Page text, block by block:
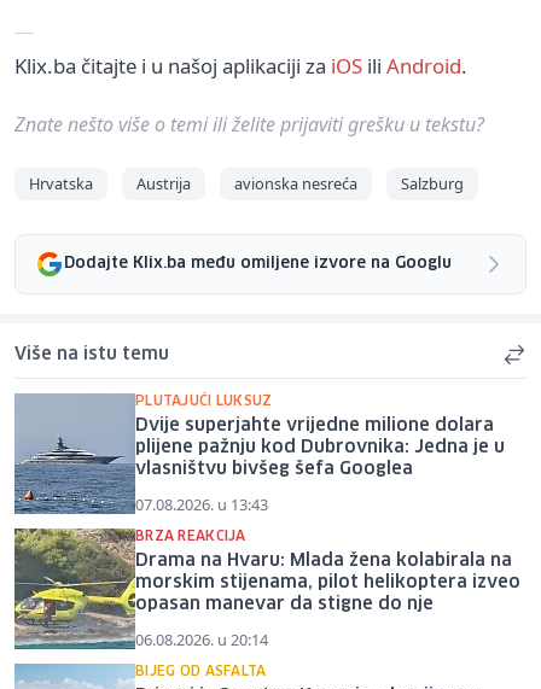
Klix.ba čitajte i u našoj aplikaciji za iOS ili Android.
Znate nešto više o temi ili želite prijaviti grešku u tekstu?
Hrvatska Austrija avionska nesreća Salzburg
Dodajte Klix.ba među omiljene izvore na Googlu
Više na istu temu
PLUTAJUĆI LUKSUZ
Dvije superjahte vrijedne milione dolara
plijene pažnju kod Dubrovnika: Jedna je u
vlasništvu bivšeg šefa Googlea
07.08.2026. u 13:43
BRZA REAKCIJA
Drama na Hvaru: Mlada žena kolabirala na
morskim stijenama, pilot helikoptera izveo
opasan manevar da stigne do nje
06.08.2026. u 20:14
BIJEG OD ASFALTA